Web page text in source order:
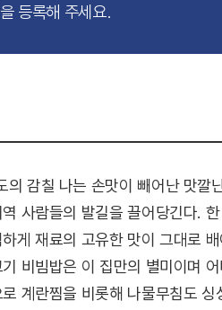
등록해 주세요.
의 감칠 나는 손맛이 빼어난 맛
사람들의 발길을 끌어당긴다.
게 재료의 고유한 맛이 그대로
비빔밥은 이 집만의 별미이며
계란찜을 비롯해 나물무침도